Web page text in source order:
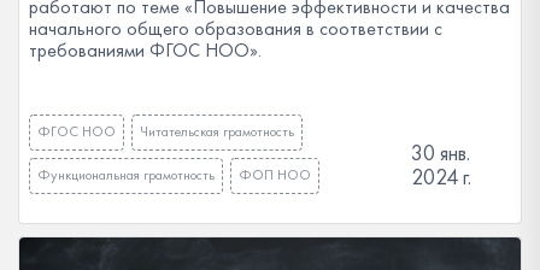
работают по теме «Повышение эффективности и качества
начального общего образования в соответствии с
требованиями ФГОС НОО».
ФГОС НОО Читательская грамотность
Функциональная грамотность ФОП НОО
30 янв.
2024 г.